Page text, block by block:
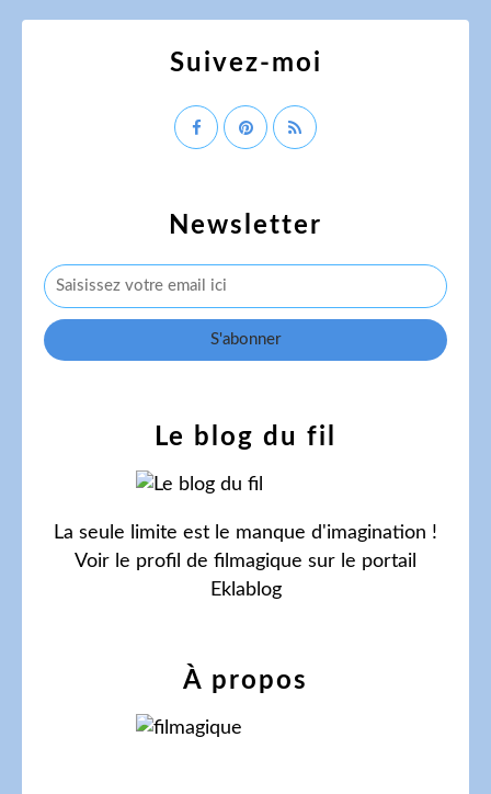
Newsletter
Le blog du fil
La seule limite est le manque d'imagination !
Voir le profil de filmagique sur le portail
Eklablog
Suivez-moi
À propos